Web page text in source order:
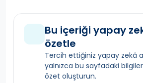
Bu içeriği yapay
özetle
Tercih ettiğiniz yapay zekâ
yalnızca bu sayfadaki
özet oluşturun.